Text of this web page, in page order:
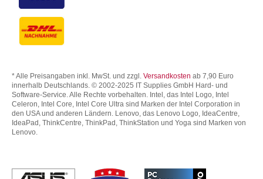
* Alle Preisangaben inkl. MwSt. und zzgl. Versandkosten ab 7,90 Euro
innerhalb Deutschlands. © 2002-2025 IT Supplies GmbH Hard- und
Software-Service. Alle Rechte vorbehalten. Intel, das Intel Logo, Intel
Celeron, Intel Core, Intel Core Ultra sind Marken der Intel Corporation in
den USA und anderen Ländern. Lenovo, das Lenovo Logo, IdeaCentre,
IdeaPad, ThinkCentre, ThinkPad, ThinkStation und Yoga sind Marken von
Lenovo.